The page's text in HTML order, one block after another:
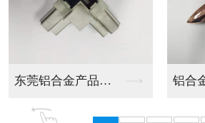
LED压力铸造件